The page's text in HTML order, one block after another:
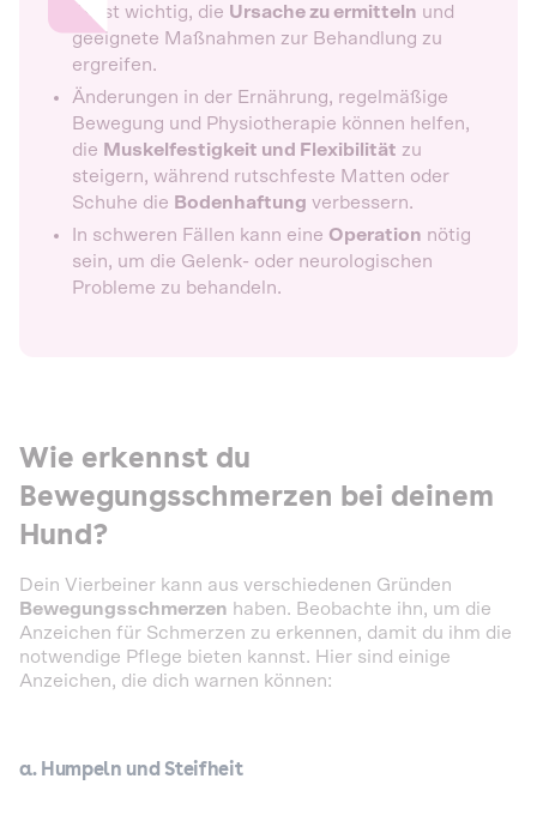
Es ist wichtig, die Ursache zu ermitteln und
geeignete Maßnahmen zur Behandlung zu
ergreifen.
Änderungen in der Ernährung, regelmäßige
Bewegung und Physiotherapie können helfen,
die Muskelfestigkeit und Flexibilität zu
steigern, während rutschfeste Matten oder
Schuhe die Bodenhaftung verbessern.
In schweren Fällen kann eine Operation nötig
sein, um die Gelenk- oder neurologischen
Probleme zu behandeln.
Wie erkennst du
Bewegungsschmerzen bei deinem
Hund?
Dein Vierbeiner kann aus verschiedenen Gründen
Bewegungsschmerzen haben. Beobachte ihn, um die
Anzeichen für Schmerzen zu erkennen, damit du ihm die
notwendige Pflege bieten kannst. Hier sind einige
Anzeichen, die dich warnen können:
a. Humpeln und Steifheit